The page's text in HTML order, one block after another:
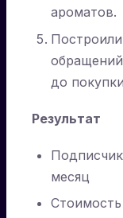
ароматов.
до
Результат
месяц